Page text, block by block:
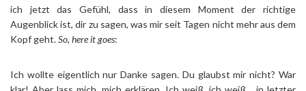
ich jetzt das Gefühl, dass in diesem Moment der richtige
Augenblick ist, dir zu sagen, was mir seit Tagen nicht mehr aus dem
Kopf geht.So, here it goes:
Ich wollte eigentlich nur Danke sagen. Du glaubst mir nicht? War